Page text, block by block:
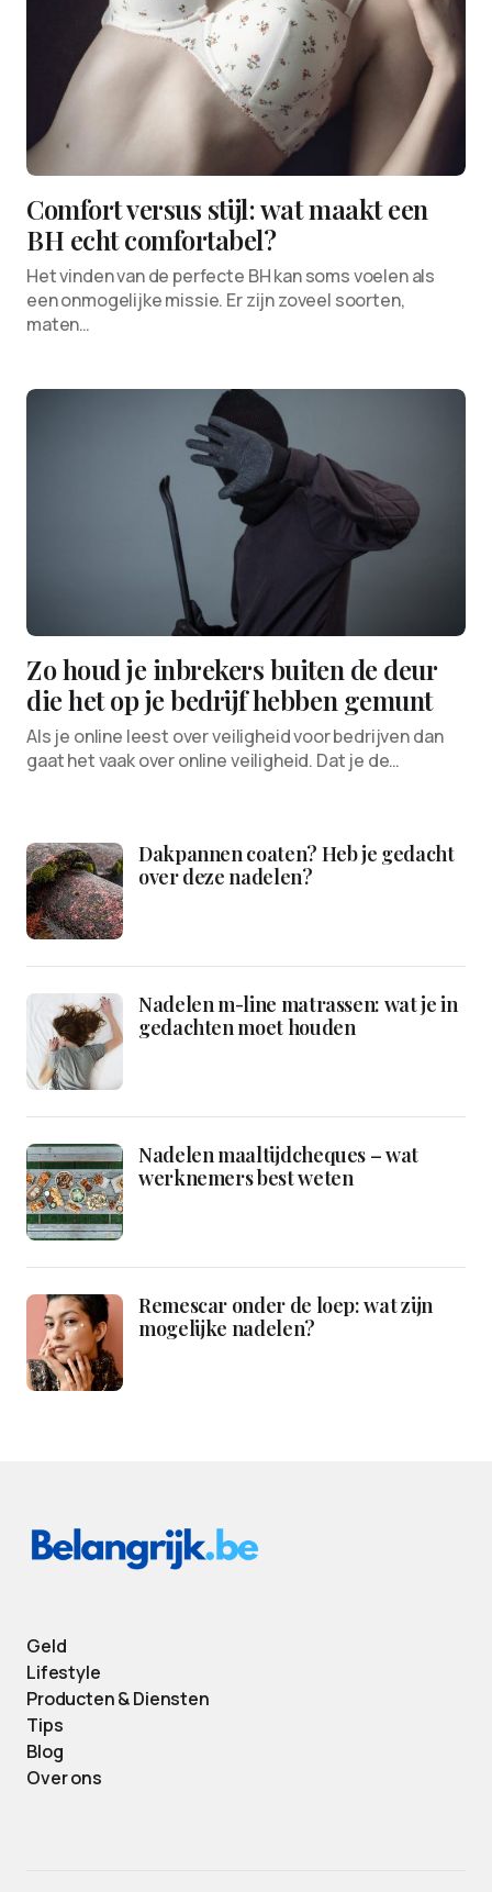
Comfort versus stijl: wat maakt een
BH echt comfortabel?
Het vinden van de perfecte BH kan soms voelen als
een onmogelijke missie. Er zijn zoveel soorten,
maten…
Zo houd je inbrekers buiten de deur
die het op je bedrijf hebben gemunt
Als je online leest over veiligheid voor bedrijven dan
gaat het vaak over online veiligheid. Dat je de…
Dakpannen coaten? Heb je gedacht
over deze nadelen?
Nadelen m-line matrassen: wat je in
gedachten moet houden
Nadelen maaltijdcheques – wat
werknemers best weten
Remescar onder de loep: wat zijn
mogelijke nadelen?
Geld
Lifestyle
Producten & Diensten
Tips
Blog
Over ons